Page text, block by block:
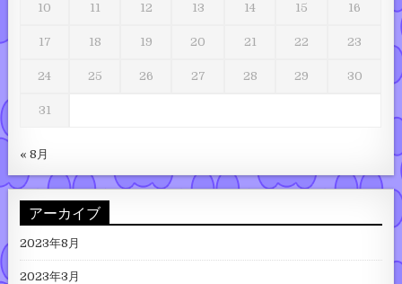
10 11 12 13 14 15 16
17 18 19 20 21 22 23
24 25 26 27 28 29 30
31
« 8月
アーカイブ
2023年8月
2023年3月